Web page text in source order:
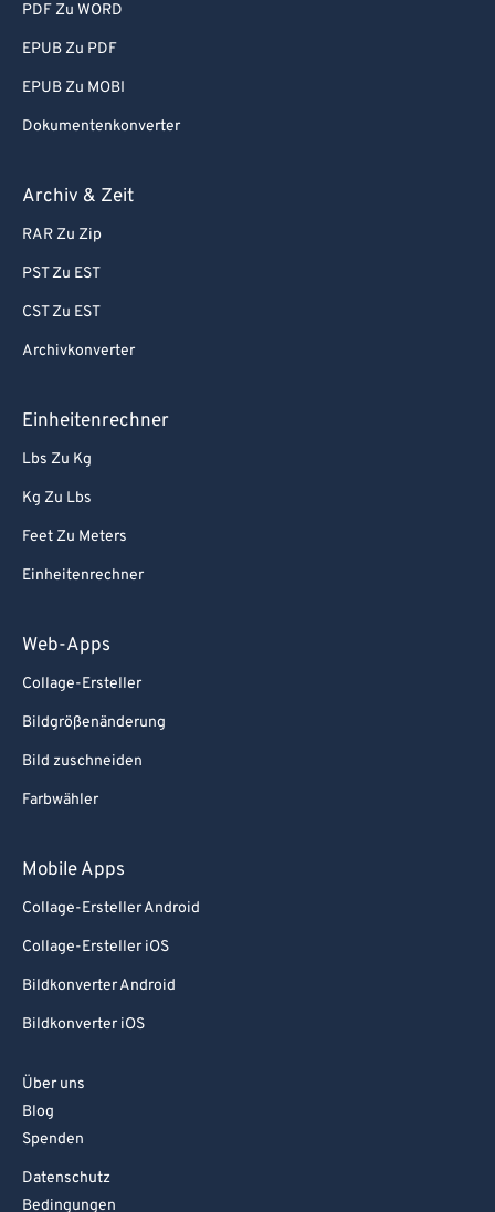
PDF Zu WORD
EPUB Zu PDF
EPUB Zu MOBI
Dokumentenkonverter
Archiv & Zeit
RAR Zu Zip
PST Zu EST
CST Zu EST
Archivkonverter
Einheitenrechner
Lbs Zu Kg
Kg Zu Lbs
Feet Zu Meters
Einheitenrechner
Web-Apps
Collage-Ersteller
Bildgrößenänderung
Bild zuschneiden
Farbwähler
Mobile Apps
Collage-Ersteller Android
Collage-Ersteller iOS
Bildkonverter Android
Bildkonverter iOS
Über uns
Blog
Spenden
Datenschutz
Bedingungen